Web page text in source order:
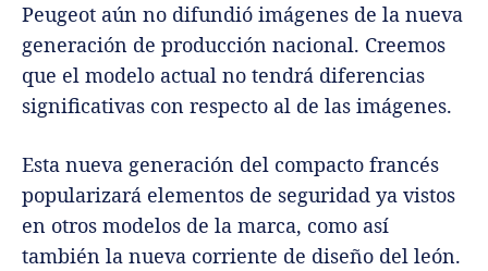
Peugeot aún no difundió imágenes de la nueva
generación de producción nacional. Creemos
que el modelo actual no tendrá diferencias
significativas con respecto al de las imágenes.
Esta nueva generación del compacto francés
popularizará elementos de seguridad ya vistos
en otros modelos de la marca, como así
también la nueva corriente de diseño del león.